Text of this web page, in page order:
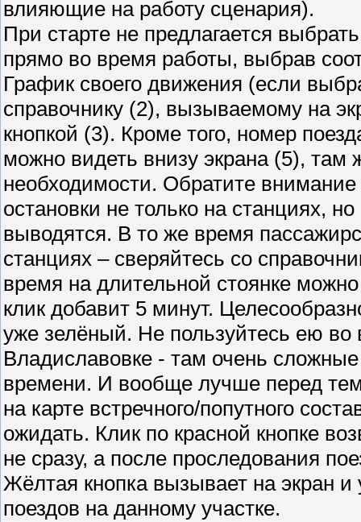
влияющие на работу сценария).
При старте не предлагается
прямо во время работы, выбрав
График своего движения (если
справочнику (2), вызываемому на
кнопкой (3). Кроме того, номер
можно видеть внизу экрана (5), там
необходимости. Обратите
остановки не только на станциях,
выводятся. В то же время
станциях – сверяйтесь со
время на длительной стоянке
клик добавит 5 минут.
уже зелёный. Не пользуйтесь ею во
Владиславовке - там очень
времени. И вообще лучше перед
на карте встречного/попутного
ожидать. Клик по красной кнопке
не сразу, а после проследования
Жёлтая кнопка вызывает на экран
поездов на данному участке.